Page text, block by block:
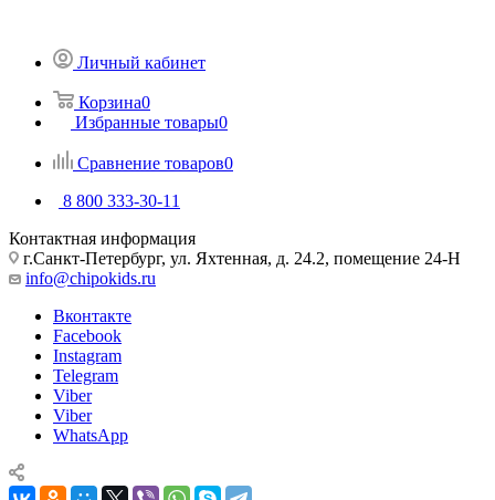
Личный кабинет
Корзина0
Избранные товары0
Сравнение товаров0
8 800 333-30-11
Контактная информация
г.Санкт-Петербург, ул. Яхтенная, д. 24.2, помещение 24-Н
info@chipokids.ru
Вконтакте
Facebook
Instagram
Telegram
Viber
Viber
WhatsApp